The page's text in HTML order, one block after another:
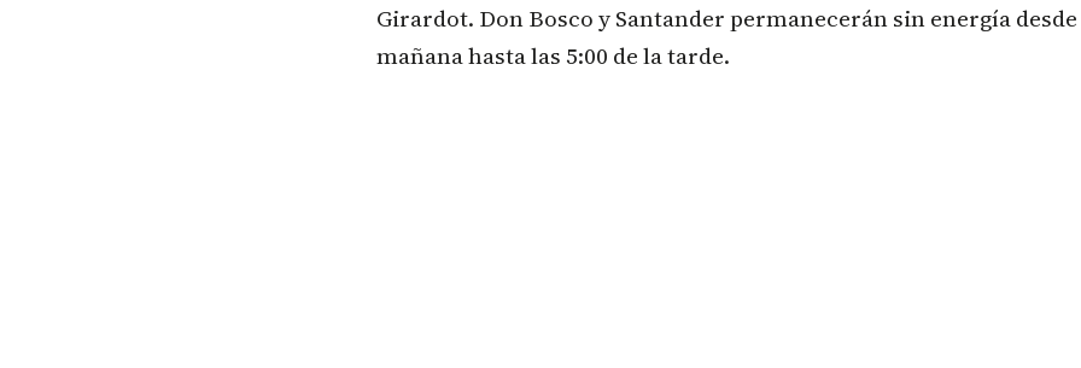
Girardot. Don Bosco y Santander permanecerán sin energía desde
mañana hasta las 5:00 de la tarde.